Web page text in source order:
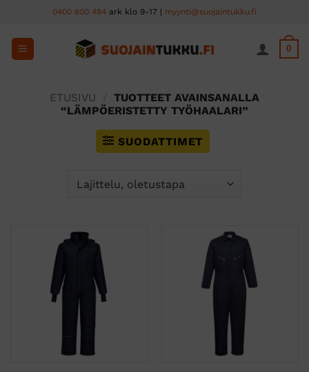
content
0400 600 484 ark klo 9-17 | myynti@suojaintukku.fi
0
ETUSIVU
TUOTTEET AVAINSANALLA
“LÄMPÖERISTETTY TYÖHAALARI”
SUODATTIMET